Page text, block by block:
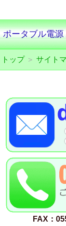
ポータブル電
トップ＞ サイト
FAX：